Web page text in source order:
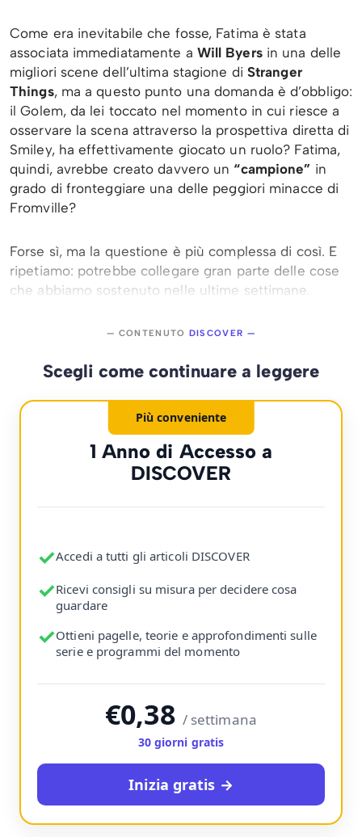
Come era inevitabile che fosse, Fatima è stata
associata immediatamente a Will Byersin una delle
migliori scene dell’ultima stagione di Stranger
Things, ma a questo punto una domanda è d’obbligo:
il Golem, da lei toccato nel momento in cui riesce a
osservare la scena attraverso la prospettiva diretta di
Smiley, ha effettivamente giocato un ruolo? Fatima,
quindi, avrebbe creato davvero un “campione” in
grado di fronteggiare una delle peggiori minacce di
Fromville?
Forse sì, ma la questione è più complessa di così. E
ripetiamo: potrebbe collegare gran parte delle cose
che abbiamo sostenuto nelle ultime settimane.
— CONTENUTO DISCOVER —
Scegli come continuare a leggere
Più conveniente
1 Anno di Accesso a
DISCOVER
✓Accedi a tutti gli articoli DISCOVER
✓Ricevi consigli su misura per decidere cosa
guardare
✓Ottieni pagelle, teorie e approfondimenti sulle
serie e programmi del momento
€0,38 / settimana
30 giorni gratis
Inizia gratis →